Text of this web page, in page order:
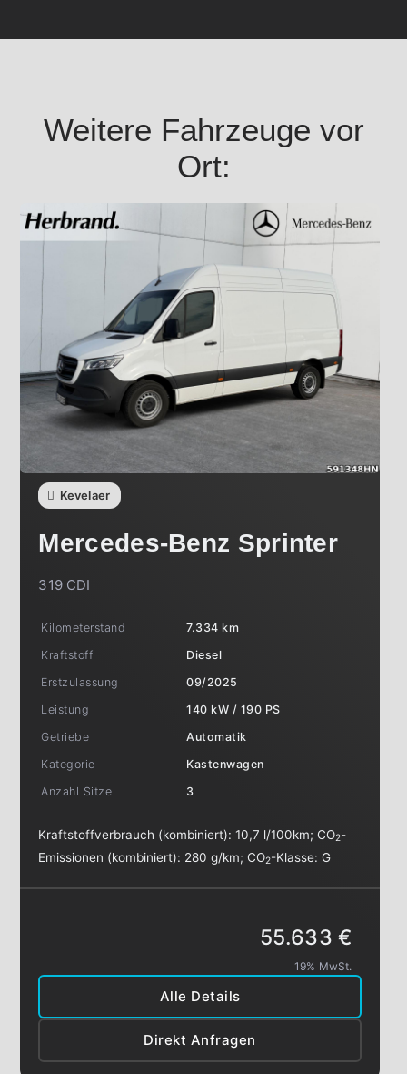
Weitere Fahrzeuge vor
Ort:
Kevelaer
Mercedes-Benz Sprinter
319 CDI
Kilometerstand
7.334 km
Kraftstoff
Diesel
Erstzulassung
09/2025
Leistung
140 kW / 190 PS
Getriebe
Automatik
Kategorie
Kastenwagen
Anzahl Sitze
3
Kraftstoffverbrauch (kombiniert):10,7 l/100km;CO2-
Emissionen (kombiniert): 280 g/km;CO2-Klasse:G
Alle Details
Direkt Anfragen
55.633 €
19% MwSt.